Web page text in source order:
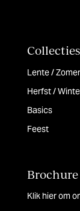
Collecties
Lente / Zomer
Herfst /
Basics
Feest
Brochure
Klik hier om